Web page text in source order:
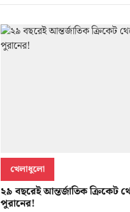
খেলাধুলো
২৯ বছরেই আন্তর্জাতিক ক্রিকেট
পুরানের!